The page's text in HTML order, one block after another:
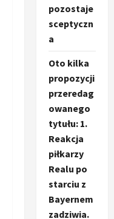
pozostaje
sceptyczn
a
Oto kilka
propozycji
przeredag
owanego
tytułu: 1.
Reakcja
piłkarzy
Realu po
starciu z
Bayernem
zadziwia.